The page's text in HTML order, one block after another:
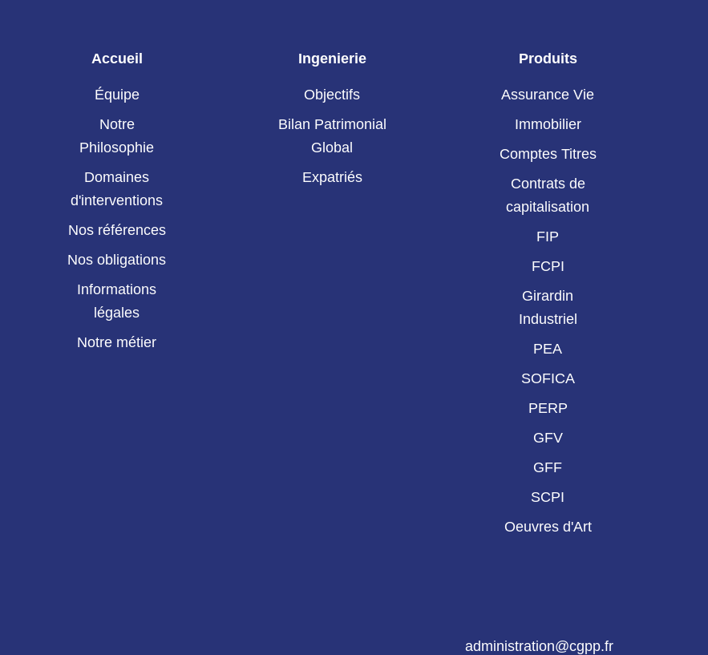
Accueil
Équipe
Notre
Philosophie
Domaines
d'interventions
Nos références
Nos obligations
Informations
légales
Notre métier
Ingenierie
Objectifs
Bilan Patrimonial
Global
Expatriés
Produits
Assurance Vie
Immobilier
Comptes Titres
Contrats de
capitalisation
FIP
FCPI
Girardin
Industriel
PEA
SOFICA
PERP
GFV
GFF
SCPI
Oeuvres d'Art
administration@cgpp.fr